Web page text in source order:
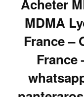
Acheter
MDMA
France –
France